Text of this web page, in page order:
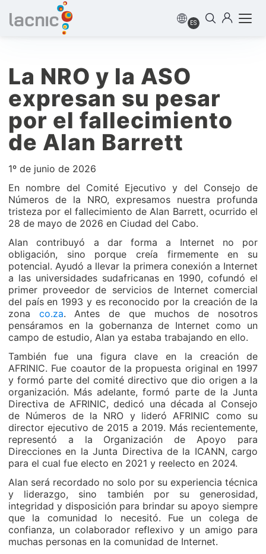
ES
La NRO y la ASO
expresan su pesar
por el fallecimiento
de Alan Barrett
1º de junio de 2026
En nombre del Comité Ejecutivo y del Consejo de
Números de la NRO, expresamos nuestra profunda
tristeza por el fallecimiento de Alan Barrett, ocurrido el
28 de mayo de 2026 en Ciudad del Cabo.
Alan contribuyó a dar forma a Internet no por
obligación, sino porque creía firmemente en su
potencial. Ayudó a llevar la primera conexión a Internet
a las universidades sudafricanas en 1990, cofundó el
primer proveedor de servicios de Internet comercial
del país en 1993 y es reconocido por la creación de la
zona co.za. Antes de que muchos de nosotros
pensáramos en la gobernanza de Internet como un
campo de estudio, Alan ya estaba trabajando en ello.
También fue una figura clave en la creación de
AFRINIC. Fue coautor de la propuesta original en 1997
y formó parte del comité directivo que dio origen a la
organización. Más adelante, formó parte de la Junta
Directiva de AFRINIC, dedicó una década al Consejo
de Números de la NRO y lideró AFRINIC como su
director ejecutivo de 2015 a 2019. Más recientemente,
representó a la Organización de Apoyo para
Direcciones en la Junta Directiva de la ICANN, cargo
para el cual fue electo en 2021 y reelecto en 2024.
Alan será recordado no solo por su experiencia técnica
y liderazgo, sino también por su generosidad,
integridad y disposición para brindar su apoyo siempre
que la comunidad lo necesitó. Fue un colega de
confianza, un colaborador reflexivo y un amigo para
muchas personas en la comunidad de Internet.